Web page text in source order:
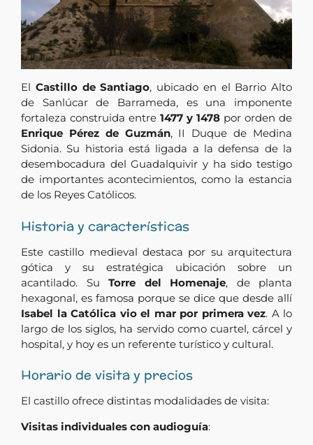
El Castillo de Santiago, ubicado en el Barrio Alto
de Sanlúcar de Barrameda, es una imponente
fortaleza construida entre 1477 y 1478 por orden de
Enrique Pérez de Guzmán, II Duque de Medina
Sidonia. Su historia está ligada a la defensa de la
desembocadura del Guadalquivir y ha sido testigo
de importantes acontecimientos, como la estancia
de los Reyes Católicos.
Historia y características
Este castillo medieval destaca por su arquitectura
gótica y su estratégica ubicación sobre un
acantilado. Su Torre del Homenaje, de planta
hexagonal, es famosa porque se dice que desde allí
Isabel la Católica vio el mar por primera vez. A lo
largo de los siglos, ha servido como cuartel, cárcel y
hospital, y hoy es un referente turístico y cultural.
Horario de visita y precios
El castillo ofrece distintas modalidades de visita:
Visitas individuales con audioguía: